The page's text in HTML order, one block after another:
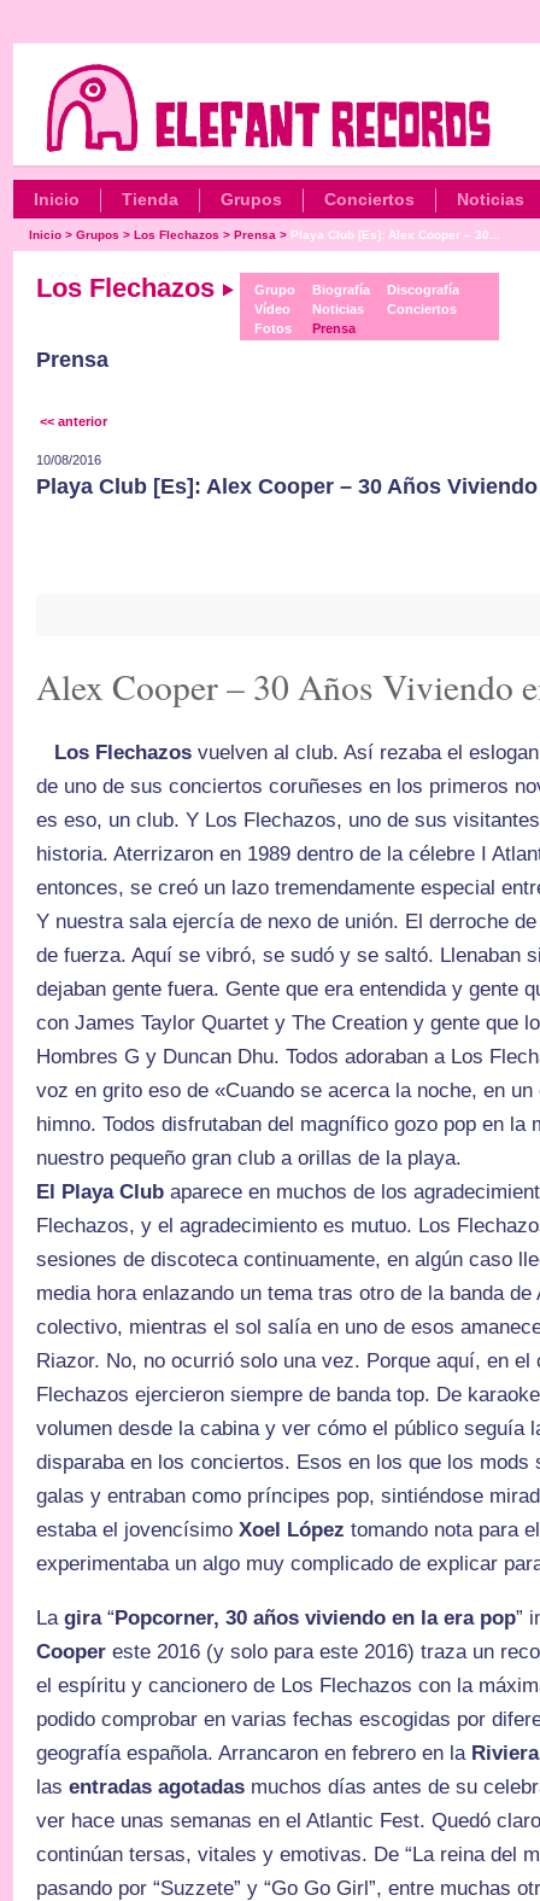
Inicio Tienda Grupos Conciertos Noticias
Inicio> Grupos > Los Flechazos > Prensa > Playa Club [Es]: Alex Cooper – 30...
Los Flechazos
Grupo
Vídeo
Fotos
Biografía
Noticias
Prensa
Discografía
Conciertos
Prensa
<< anterior
10/08/2016
Playa Club [Es]: Alex Cooper – 30 Años
Alex Cooper – 30 Años Viviendo
Los Flechazosvuelven al club. Así rezaba el
de uno de sus conciertos coruñeses en los primeros
es eso, un club. Y Los Flechazos, uno de sus
historia. Aterrizaron en 1989 dentro de la célebre I
entonces, se creó un lazo tremendamente especial
Y nuestra sala ejercía de nexo de unión. El derroche
de fuerza. Aquí se vibró, se sudó y se saltó. Llenaban
dejaban gente fuera. Gente que era entendida y gente
con James Taylor Quartet y The Creation y gente que
Hombres G y Duncan Dhu. Todos adoraban a Los
voz en grito eso de «Cuando se acerca la noche, en
himno. Todos disfrutaban del magnífico gozo pop en la
nuestro pequeño gran club a orillas de la playa.
El Playa Club aparece en muchos de los
Flechazos, y el agradecimiento es mutuo. Los
sesiones de discoteca continuamente, en algún caso
media hora enlazando un tema tras otro de la banda de
colectivo, mientras el sol salía en uno de esos
Riazor. No, no ocurrió solo una vez. Porque aquí, en
Flechazos ejercieron siempre de banda top. De
volumen desde la cabina y ver cómo el público seguía
disparaba en los conciertos. Esos en los que los mods
galas y entraban como príncipes pop, sintiéndose
estaba el jovencísimo Xoel López tomando nota para
experimentaba un algo muy complicado de explicar
La gira“Popcorner, 30 años viviendo en la era pop”
Coopereste 2016 (y solo para este 2016) traza un
el espíritu y cancionero de Los Flechazos con la
podido comprobar en varias fechas escogidas por
geografía española. Arrancaron en febrero en la
las entradas agotadasmuchos días antes de su
ver hace unas semanas en el Atlantic Fest. Quedó
continúan tersas, vitales y emotivas. De “La reina del
pasando por “Suzzete” y “Go Go Girl”, entre muchas